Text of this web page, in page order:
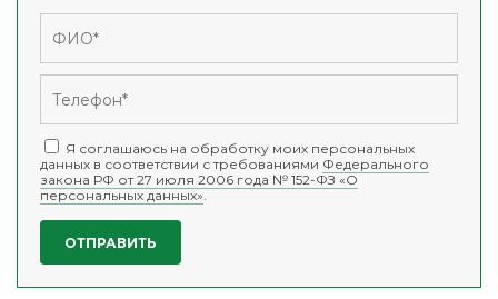
Я соглашаюсь на обработку моих персональных
данных в соответствии с требованиями Федерального
закона РФ от 27 июля 2006 года № 152-ФЗ «О
персональных данных».